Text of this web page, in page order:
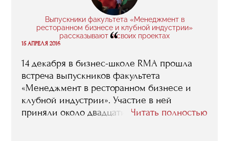
после RMA все было по плечу. Еще во
время обучения тебя всегда окружают
люди со схожими интересами и целями –
работать больше».
Выпускники факультета «Менеджмент в
ресторанном бизнесе и клубной индустрии»
рассказывают о своих проектах
“
15 АПРЕЛЯ 2016
14 декабря в бизнес-школе RMA прошла
встреча выпускников факультета
«Менеджмент в ресторанном бизнесе и
клубной индустрии». Участие в ней
приняли около двадцати человек,Читать полностью